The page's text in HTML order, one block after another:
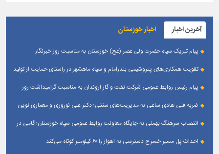
آخرین اخبار اخبار خوزستان
پیام تبریک سپاه حضرت ولی عصر (عج) خوزستان به مناسبت روز خبرنگار
تقویت همکاری‌های پتروشیمی بندرامام و سپاه ماهشهر در راستای حمایت از تولید
پیام رئیس روابط عمومی شركت نفت و گاز اروندان به مناسبت گرامیداشت روز
ضربه فنی هادی ساعی به مدیریت‌های سنتی؛ دکتر علی نوروزی و معماری نوین
انتصاب سرهنگ بهمئی به جایگاه معاونت روابط عمومی سپاه خوزستان؛ گامی در
احداث پل مسیر خسرج دسترسی به اهواز را ۶۰ کیلومتر کوتاه می‌کند